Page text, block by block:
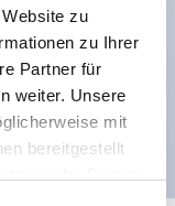
zu
zu Ihrer
Partner für
weiter. Unsere
mit
bereitgestellt
2-Aktions-